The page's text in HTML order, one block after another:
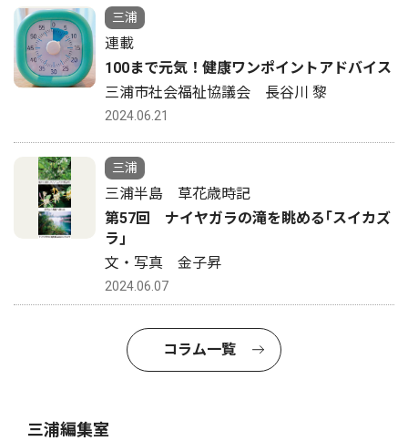
三浦
連載
100まで元気！健康ワンポイントアドバイス
三浦市社会福祉協議会 長谷川 黎
2024.06.21
三浦
三浦半島 草花歳時記
第57回 ナイヤガラの滝を眺める｢スイカズ
ラ｣
文・写真 金子昇
2024.06.07
コラム一覧
三浦編集室